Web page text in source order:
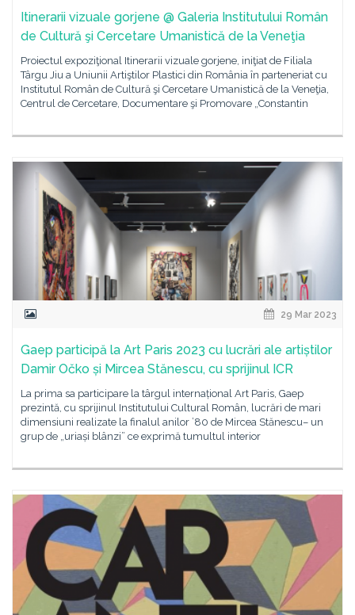
Itinerarii vizuale gorjene @ Galeria Institutului Român
de Cultură şi Cercetare Umanistică de la Veneţia
Proiectul expoziţional Itinerarii vizuale gorjene, iniţiat de Filiala
Târgu Jiu a Uniunii Artiştilor Plastici din România în parteneriat cu
Institutul Român de Cultură şi Cercetare Umanistică de la Veneţia,
Centrul de Cercetare, Documentare şi Promovare „Constantin
29 Mar 2023
Gaep participă la Art Paris 2023 cu lucrări ale artiștilor
Damir Očko și Mircea Stănescu, cu sprijinul ICR
La prima sa participare la târgul internațional Art Paris, Gaep
prezintă, cu sprijinul Institutului Cultural Român, lucrări de mari
dimensiuni realizate la finalul anilor ’80 de Mircea Stănescu– un
grup de „uriași blânzi” ce exprimă tumultul interior